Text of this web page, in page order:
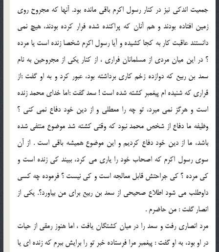
جمعيت اندكي نيز در كنار رسول اكرم باقي مانده بود. آنها كه مجروح روي
زمين افتاده بودند و هم آنان كه پراكنده شده فرار كرده بودند، هيچ نمي
دانستند عاقبت كار به كجا كشيده و آيا رسول اكرم شخصا زنده است يا مرده
؟ در اين ميان مردي از مسلمانان فراري ، از كنار يكي از مجروحين به نام
سعد بن ربيع كه دوازده زخم كاري برداشته بود، عبور كرد و به او گفت :از
قراري كه شنيده ام پيغمبر كشته شده است ! سعد گفت :اما خداي محمد زنده
است و هرگز نمي ميرد، تو چه را معطلي و از دين خود دفاع نمي كني ؟
وظيفه ما دفاع از شخص محمد نبود كه وقتي كشته شد موضوع منتفي شده
باشد، ما از دين خود دفاع كرديم و اين موضوع هميشه باقي است . از آن
سوي رسول اكرم كه اصحاب خود را ياري مي كرد، ببيند كي زنده است و
كي مرده ؟ كي جراحتش قابل معالجه است و كي نيست ؟ فرموده چه كسي
داوطلب مي شود اطلاع صحيحي از سعد بن ربيع براي من بياورد؟. يكي از
انصار گفت : من حاضرم .
مرد انصاري رفت و سعد را در ميان كشتگان يافت ، اما هنوز رمقي از حيات
در او بود، به او گفت : پيغمبر مرا فرستاده خبر تو را برايش ببرم كه زنده اي يا